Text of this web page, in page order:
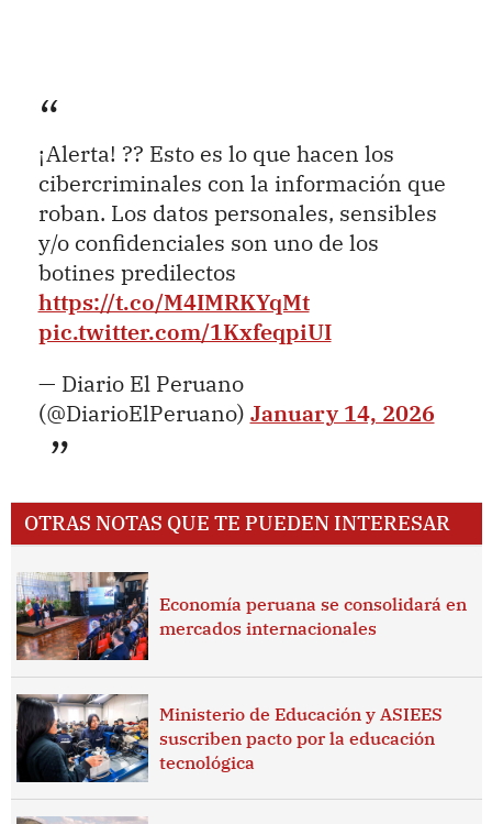
¡Alerta! ?? Esto es lo que hacen los
cibercriminales con la información que
roban. Los datos personales, sensibles
y/o confidenciales son uno de los
botines predilectos
https://t.co/M4IMRKYqMt
pic.twitter.com/1KxfeqpiUI
— Diario El Peruano
(@DiarioElPeruano) January 14, 2026
OTRAS NOTAS QUE TE PUEDEN INTERESAR
Economía peruana se consolidará en
mercados internacionales
Ministerio de Educación y ASIEES
suscriben pacto por la educación
tecnológica